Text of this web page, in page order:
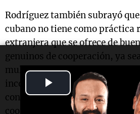
Play
Video
Rodríguez también subrayó
cubano no tiene como práctica
extranjera que se ofrece de
genuinos de cooperación, ya
multilateral", añadiendo que
inconvenientes en trabajar
con la que ha tenido una
cooperación positiva a lo largo